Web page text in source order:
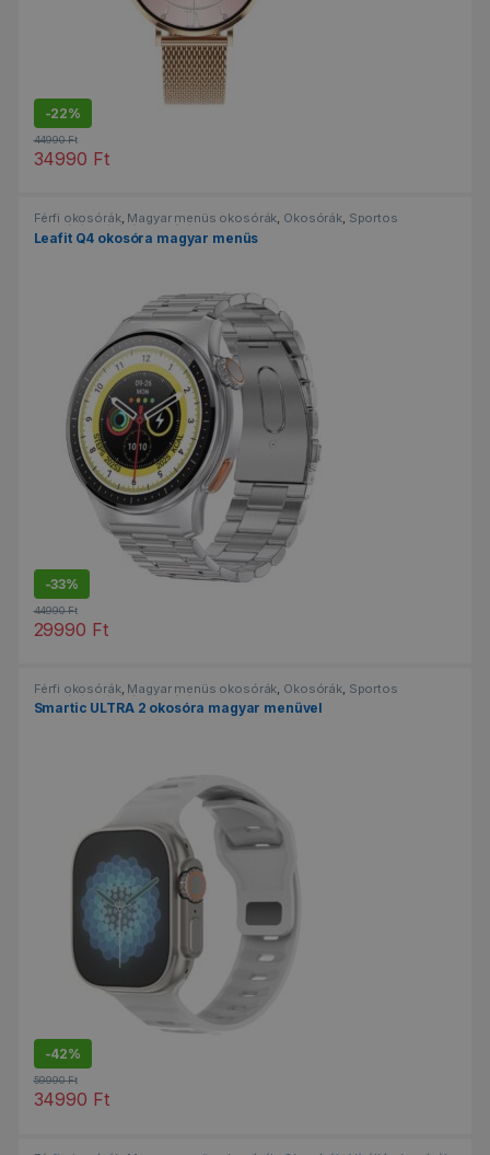
-22%
34990 Ft
44990Ft
Ennek a terméknek több variációja van. A változatok a
Férfi okosórák, Magyar menüs okosórák, Okosórák, Sportos
okosórák, Vízálló okosórák
Leafit Q4 okosóra magyar menüs
-33%
29990 Ft
44990Ft
Ennek a terméknek több variációja van. A változatok a
Férfi okosórák, Magyar menüs okosórák Okosórák, Sportos
okosórák,Vízálló okosórák
Smartic ULTRA 2 okosóra magyar menüvel
-42%
34990 Ft
59990Ft
Ennek a terméknek több variációja van. A változatok a